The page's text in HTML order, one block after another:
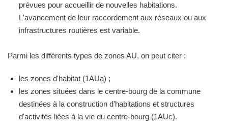
prévues pour accueillir de nouvelles habitations.
L'avancement de leur raccordement aux réseaux ou aux
infrastructures routières est variable.
Parmi les différents types de zones AU, on peut citer :
les zones d'habitat (1AUa) ;
les zones situées dans le centre-bourg de la commune
destinées à la construction d'habitations et structures
d'activités liées à la vie du centre-bourg (1AUc).